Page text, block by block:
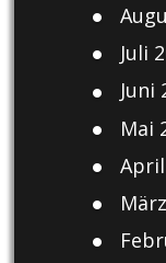
Juli
Juni
Mai